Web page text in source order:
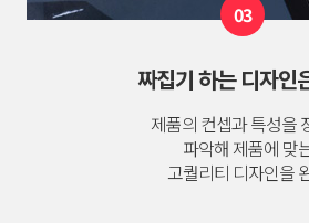
03
짜집기 하는 디자인
제품의 컨셉과 특성을
파악해 제품에 맞
고퀄리티 디자인을